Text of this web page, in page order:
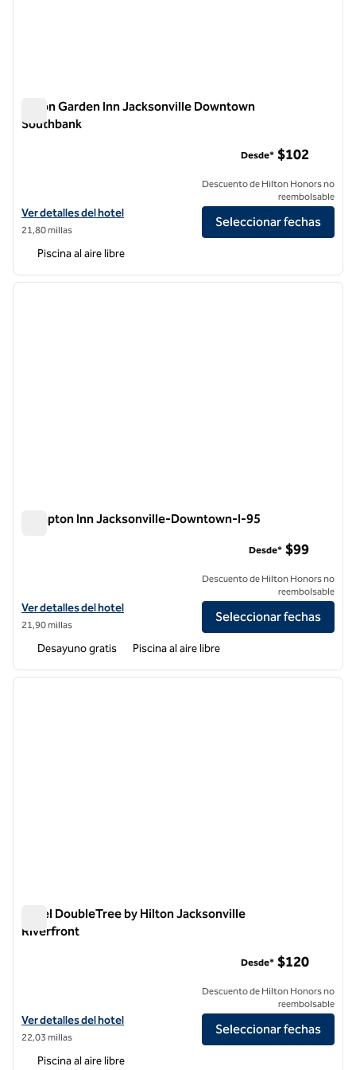
Hilton Garden Inn Jacksonville Downtown
Southbank
Ver detalles del hotel Hilton Garden Inn Jacksonville Downtown
Ver detalles del hotel
21,80 millas
Desde* $102
Descuento de Hilton Honors no
reembolsable
Seleccionar fechas
Piscina al aire libre
1 de 12
Hampton Inn Jacksonville-Downtown-I-95
Ver detalles del hotel Hampton Inn Jacksonville-Downtown-I-95
Ver detalles del hotel
21,90 millas
Desde* $99
Descuento de Hilton Honors no
reembolsable
Seleccionar fechas
Desayuno gratis Piscina al aire libre
1 de 12
Hotel DoubleTree by Hilton Jacksonville
Riverfront
Ver detalles del hotel DoubleTree by Hilton Jacksonville Riverfront
Ver detalles del hotel
22,03 millas
Desde* $120
Descuento de Hilton Honors no
reembolsable
Seleccionar fechas
Piscina al aire libre